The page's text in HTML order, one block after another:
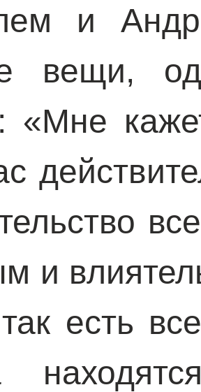
и
вещи,
«Мне
и
есть